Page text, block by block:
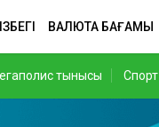
ВАЛЮТА БАҒАМЫ
тынысы Спорт